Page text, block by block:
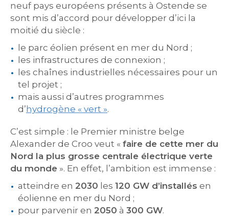
neuf pays européens présents à Ostende se
sont mis d’accord pour développer d’ici la
moitié du siècle :
le parc éolien présent en mer du Nord ;
les infrastructures de connexion ;
les chaînes industrielles nécessaires pour un
tel projet ;
mais aussi d’autres programmes
d’ hydrogène « vert ».
C’est simple : le Premier ministre belge
Alexander de Croo veut « faire de cette mer du
Nord la plus grosse centrale électrique verte
du monde ». En effet, l’ambition est immense :
atteindre en 2030 les 120 GW d’installés en
éolienne en mer du Nord ;
pour parvenir en 2050 à 300 GW.